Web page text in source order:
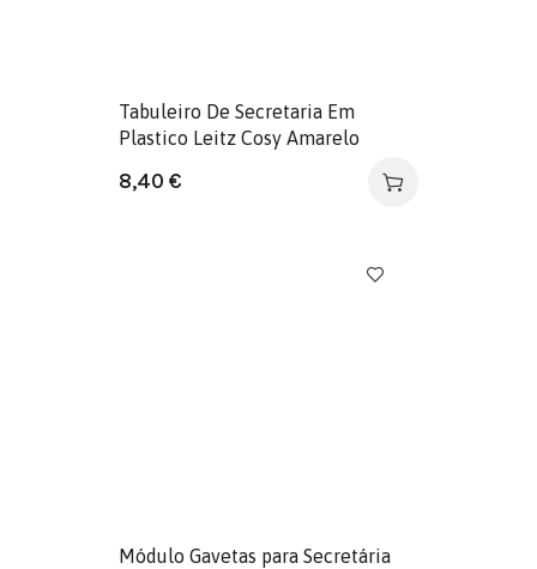
Tabuleiro De Secretaria Em
Plastico Leitz Cosy Amarelo
8,40 €
Módulo Gavetas para Secretária